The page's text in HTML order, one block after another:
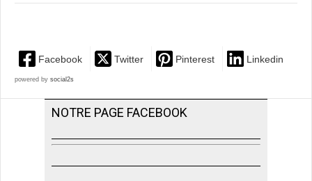
Facebook Twitter Pinterest Linkedin
powered by social2s
NOTRE PAGE FACEBOOK